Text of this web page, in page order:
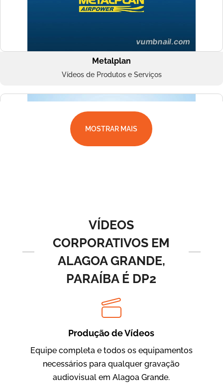
Metalplan
Vídeos de Produtos e Serviços
BRF Parceiros
Vídeos de Integração e Segurança
MOSTRAR MAIS
VÍDEOS
CORPORATIVOS EM
ALAGOA GRANDE,
PARAÍBA É DP2
Produção de Vídeos
Equipe completa e todos os equipamentos
necessários para qualquer gravação
audiovisual em Alagoa Grande.